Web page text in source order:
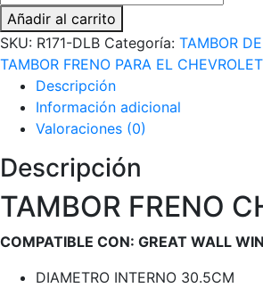
FRENO
CHEVROLET
DMAX
3.0-
cantidad
Añadir al carrito
SKU: R171-DLB Categoría: TAMBOR
TAMBOR FRENO PARA EL
Descripción
Información adicional
Valoraciones (0)
Descripción
TAMBOR FRENO
COMPATIBLE CON: GREAT WALL
DIAMETRO INTERNO 30.5CM